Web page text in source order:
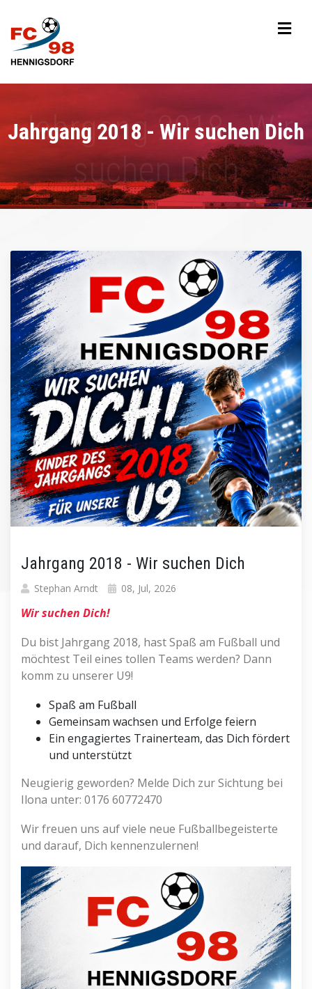
Jahrgang 2018 - Wir suchen Dich
Jahrgang 2018 - Wir suchen Dich
Stephan Arndt 08, Jul, 2026
Wir suchen Dich!
Du bist Jahrgang 2018, hast Spaß am Fußball und
möchtest Teil eines tollen Teams werden? Dann
komm zu unserer U9!
Spaß am Fußball
Gemeinsam wachsen und Erfolge feiern
Ein engagiertes Trainerteam, das Dich fördert
und unterstützt
Neugierig geworden? Melde Dich zur Sichtung bei
Ilona unter: 0176 60772470
Wir freuen uns auf viele neue Fußballbegeisterte
und darauf, Dich kennenzulernen!